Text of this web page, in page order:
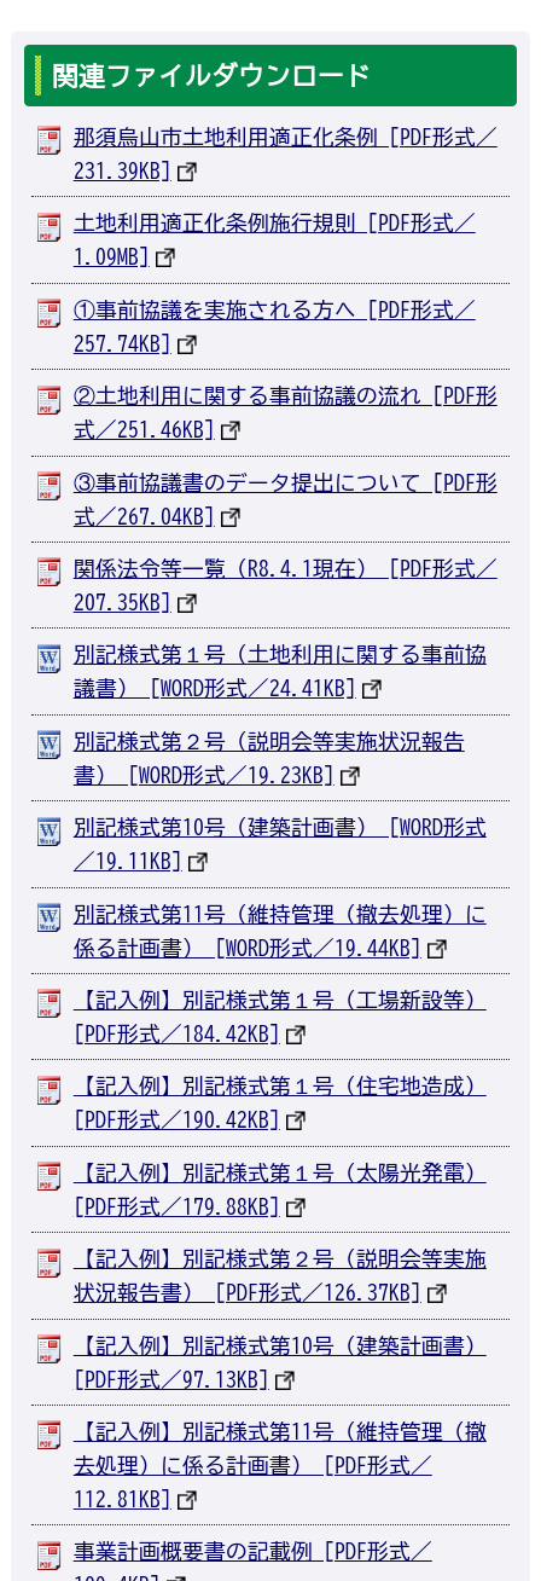
関連ファイルダウンロード
那須烏山市土地利用適正化条例 [PDF形式／
231.39KB]
土地利用適正化条例施行規則 [PDF形式／
1.09MB]
①事前協議を実施される方へ [PDF形式／
257.74KB]
②土地利用に関する事前協議の流れ [PDF形
式／251.46KB]
③事前協議書のデータ提出について [PDF形
式／267.04KB]
関係法令等一覧（R8.4.1現在） [PDF形式／
207.35KB]
別記様式第１号（土地利用に関する事前協
議書） [WORD形式／24.41KB]
別記様式第２号（説明会等実施状況報告
書） [WORD形式／19.23KB]
別記様式第10号（建築計画書） [WORD形式
／19.11KB]
別記様式第11号（維持管理（撤去処理）に
係る計画書） [WORD形式／19.44KB]
【記入例】別記様式第１号（工場新設等）
[PDF形式／184.42KB]
【記入例】別記様式第１号（住宅地造成）
[PDF形式／190.42KB]
【記入例】別記様式第１号（太陽光発電）
[PDF形式／179.88KB]
【記入例】別記様式第２号（説明会等実施
状況報告書） [PDF形式／126.37KB]
【記入例】別記様式第10号（建築計画書）
[PDF形式／97.13KB]
【記入例】別記様式第11号（維持管理（撤
去処理）に係る計画書） [PDF形式／
112.81KB]
事業計画概要書の記載例 [PDF形式／